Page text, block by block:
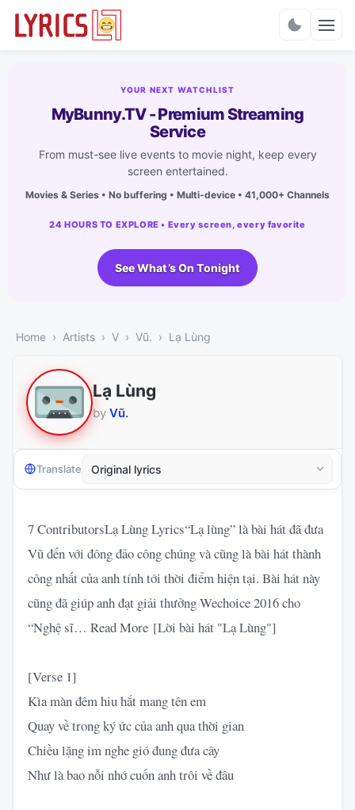
YOUR NEXT WATCHLIST
MyBunny.TV - Premium Streaming
Service
From must-see live events to movie night, keep every
screen entertained.
Movies & Series • No buffering • Multi-device • 41,000+ Channels
24 HOURS TO EXPLORE • Every screen, every favorite
See What’s On Tonight
Home Artists V Vũ. Lạ Lùng
Lạ Lùng
by Vũ.
Translate
7 ContributorsLạ Lùng Lyrics“Lạ lùng” là bài hát đã đưa
Vũ đến với đông đảo công chúng và cũng là bài hát thành
công nhất của anh tính tới thời điểm hiện tại. Bài hát này
cũng đã giúp anh đạt giải thưởng Wechoice 2016 cho
“Nghệ sĩ… Read More [Lời bài hát "Lạ Lùng"]
[Verse 1]
Kìa màn đêm hiu hắt mang tên em
Quay về trong ký ức của anh qua thời gian
Chiều lặng im nghe gió đung đưa cây
Như là bao nỗi nhớ cuốn anh trôi về đâu